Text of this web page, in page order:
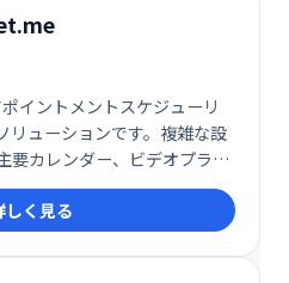
も魅力です。
イントメントスケジューリ
リューションです。複雑な設
要カレンダー、ビデオプラッ
能です。スムーズな予約管理
ティングを実現します。業
ルで使いやすいシステムで
しく見る